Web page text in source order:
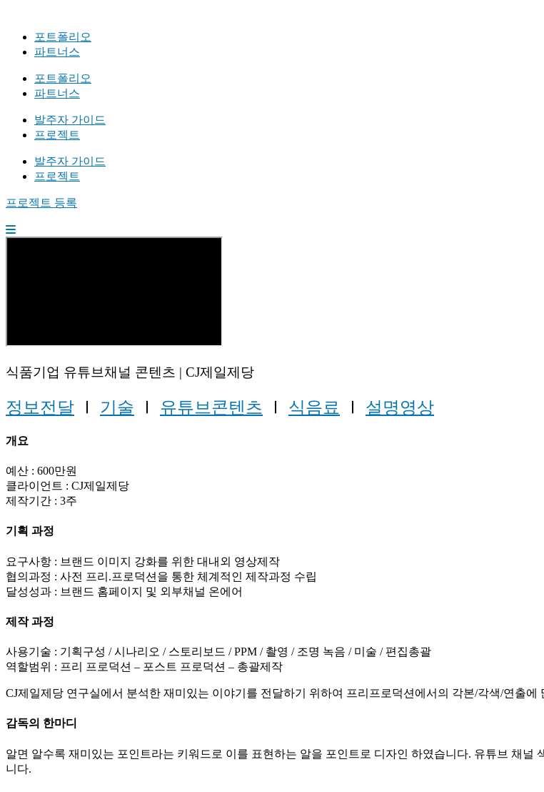
포트폴리오
파트너스
포트폴리오
파트너스
발주자 가이드
프로젝트
발주자 가이드
프로젝트
프로젝트 등록
식품기업 유튜브채널 콘텐츠 | CJ제일제당
정보전달 Ⅰ 기술 Ⅰ 유튜브콘텐츠 Ⅰ 식음료 Ⅰ 설명영상
개요
예산 : 600만원
클라이언트 : CJ제일제당
제작기간 : 3주
기획 과정
요구사항 : 브랜드 이미지 강화를 위한 대내외 영상제작
협의과정 : 사전 프리.프로덕션을 통한 체계적인 제작과정 수립
달성성과 : 브랜드 홈페이지 및 외부채널 온에어
제작 과정
사용기술 : 기획구성 / 시나리오 / 스토리보드 / PPM / 촬영 / 조명 녹음 / 미술 / 편집총괄
역할범위 : 프리 프로덕션 – 포스트 프로덕션 – 총괄제작
CJ제일제당 연구실에서 분석한 재미있는 이야기를 전달하기 위하여 프리프로덕션에서의 각본/각색/연출
감독의 한마디
알면 알수록 재미있는 포인트라는 키워드로 이를 표현하는 알을 포인트로 디자인 하였습니다. 유튜브 채
니다.